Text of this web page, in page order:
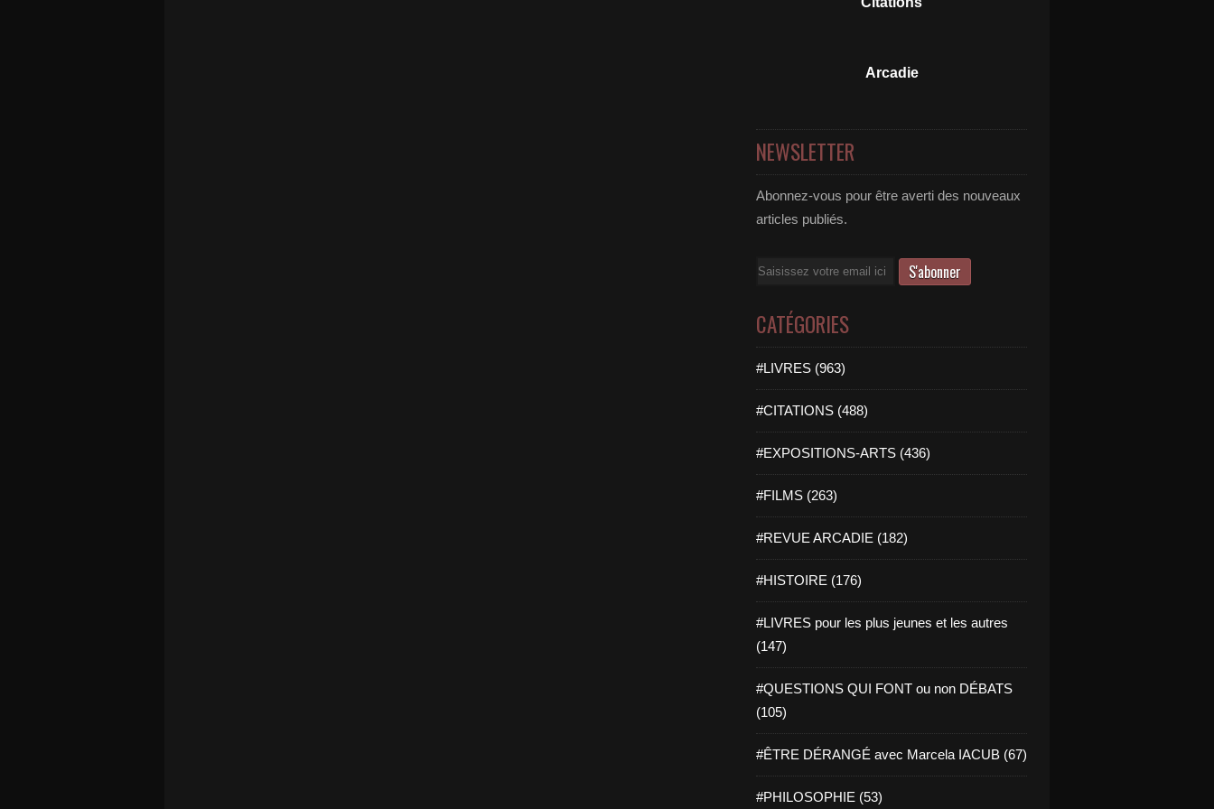
Arcadie
NEWSLETTER
Abonnez-vous pour être averti des nouveaux
articles publiés.
Email
CATÉGORIES
#LIVRES (963)
#CITATIONS (488)
#EXPOSITIONS-ARTS (436)
#FILMS (263)
#REVUE ARCADIE (182)
#HISTOIRE (176)
#LIVRES pour les plus jeunes et les autres
(147)
#QUESTIONS QUI FONT ou non DÉBATS
(105)
#ÊTRE DÉRANGÉ avec Marcela IACUB (67)
#PHILOSOPHIE (53)